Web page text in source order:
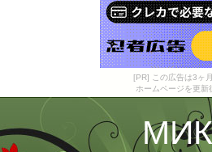
[PR] この広告は3ヶ
ホームページを更